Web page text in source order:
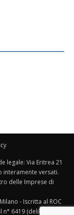
legale: Via Eritrea 21
interamente versati.
delle Imprese di
- Iscritta al ROC
6419 (delibera